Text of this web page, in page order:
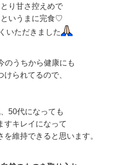
とり甘さ控えめで
いうまに完食♡
いただきました
のうちから健康にも
けられてるので、
50代になっても
すキレイになって
を維持できると思います。